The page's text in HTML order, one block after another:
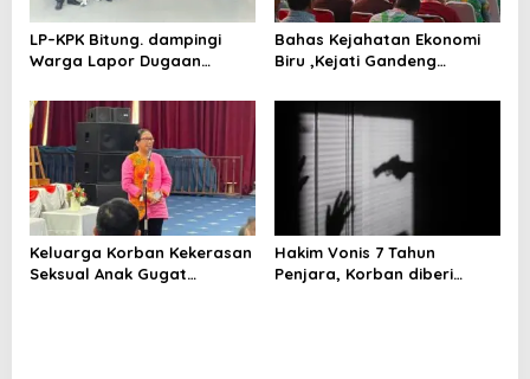
LP–KPK Bitung. dampingi
Warga Lapor Dugaan
Bahas Kejahatan Ekonomi
Biru ,Kejati Gandeng
Keluarga Korban Kekerasan
Seksual Anak Gugat
Hakim Vonis 7 Tahun
Penjara, Korban diberi